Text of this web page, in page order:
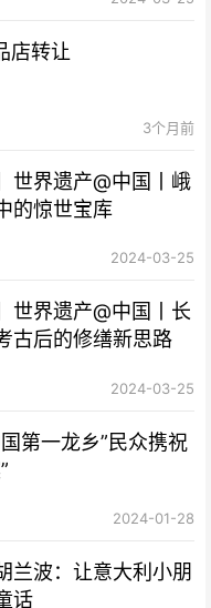
店转让
3个月前
世界遗产@中国丨峨
的惊世宝库
2024-03-25
世界遗产@中国丨长
古后的修缮新思路
2024-03-25
第一龙乡”民众携祝
2024-01-28
兰波：让意大利小朋
话